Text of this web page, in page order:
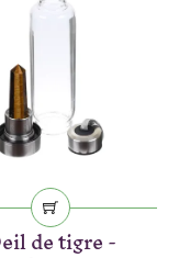
de tigre -